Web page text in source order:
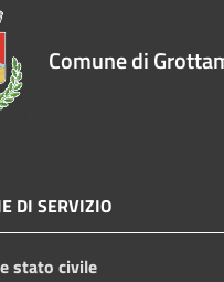
Comune di
DI SERVIZIO
stato civile